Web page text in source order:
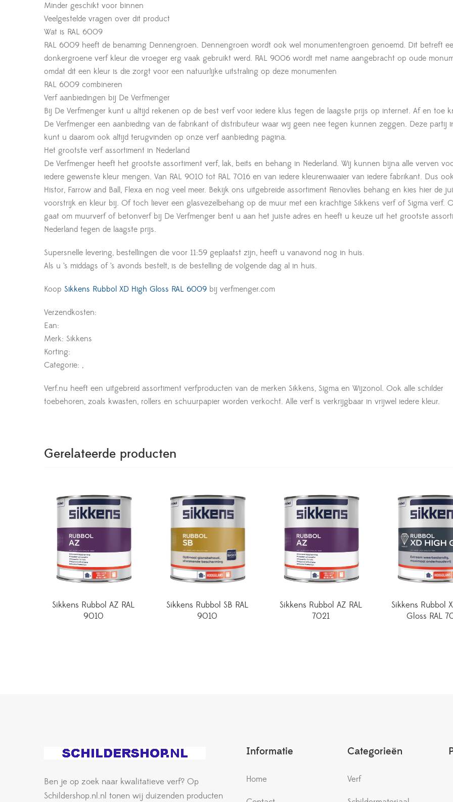
Minder geschikt voor binnen
Veelgestelde vragen over dit product
Wat is RAL 6009
RAL 6009 heeft de benaming Dennengroen. Dennengroen wordt ook wel monumentengroen genoemd. Dit betreft
donkergroene verf kleur die vroeger erg vaak gebruikt werd. RAL 9006 wordt met name aangebracht op oude
omdat dit een kleur is die zorgt voor een natuurlijke uitstraling op deze monumenten
RAL 6009 combineren
Verf aanbiedingen bij De Verfmenger
Bij De Verfmenger kunt u altijd rekenen op de best verf voor iedere klus tegen de laagste prijs op internet. Af en toe
De Verfmenger een aanbieding van de fabrikant of distributeur waar wij geen nee tegen kunnen zeggen. Deze partij
kunt u daarom ook altijd terugvinden op onze verf aanbieding pagina.
Het grootste verf assortiment in Nederland
De Verfmenger heeft het grootste assortiment verf, lak, beits en behang in Nederland. Wij kunnen bijna alle verven
iedere gewenste kleur mengen. Van RAL 9010 tot RAL 7016 en van iedere kleurenwaaier van iedere fabrikant. Dus
Histor, Farrow and Ball, Flexa en nog veel meer. Bekijk ons uitgebreide assortiment Renovlies behang en kies hier de
voorstrijk en kleur bij. Of toch liever een glasvezelbehang op de muur met een krachtige Sikkens verf of Sigma verf.
gaat om muurverf of betonverf bij De Verfmenger bent u aan het juiste adres en heeft u keuze uit het grootste
Nederland tegen de laagste prijs.
Supersnelle levering, bestellingen die voor 11:59 geplaatst zijn, heeft u vanavond nog in huis.
Als u ’s middags of ’s avonds bestelt, is de bestelling de volgende dag al in huis.
Koop Sikkens Rubbol XD High Gloss RAL 6009 bij verfmenger.com
Verzendkosten:
Ean:
Merk: Sikkens
Korting:
Categorie: ,
Verf.nu heeft een uitgebreid assortiment verfproducten van de merken Sikkens, Sigma en Wijzonol. Ook alle schilder
toebehoren, zoals kwasten, rollers en schuurpapier worden verkocht. Alle verf is verkrijgbaar in vrijwel iedere kleur.
Gerelateerde producten
Sikkens Rubbol AZ RAL
9010
Sikkens Rubbol SB RAL
9010
Sikkens Rubbol AZ RAL
7021
Sikkens Rubbol
Gloss RAL
Ben je op zoek naar kwalitatieve verf? Op
Schildershop.nl.nl tonen wij duizenden producten
Informatie
Home
Categorieën
Verf